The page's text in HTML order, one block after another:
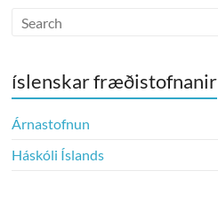
íslenskar fræðistofnanir
Árnastofnun
Háskóli Íslands